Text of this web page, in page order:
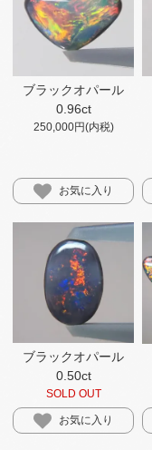
ブラックオパール
0.96ct
250,000円(内税)
お気に入り
ブラックオパール
0.50ct
SOLD OUT
お気に入り